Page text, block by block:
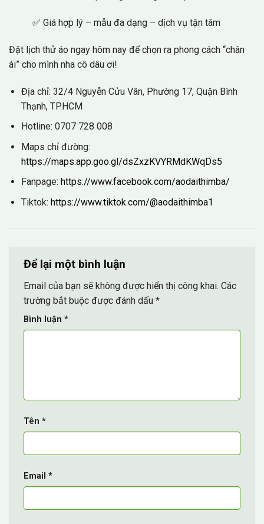
✅ Giá hợp lý – mẫu đa dạng – dịch vụ tận tâm
Đặt lịch thử áo ngay hôm nay để chọn ra phong cách “chân
ái” cho mình nha cô dâu ơi!
Địa chỉ: 32/4 Nguyễn Cửu Vân, Phường 17, Quận Bình
Thạnh, TP.HCM
Hotline: 0707 728 008
Maps chỉ đường:
https://maps.app.goo.gl/dsZxzKVYRMdKWqDs5
Fanpage: https://www.facebook.com/aodaithimba/
Tiktok: https://www.tiktok.com/@aodaithimba1
Để lại một bình luận
Email của bạn sẽ không được hiển thị công khai. Các
trường bắt buộc được đánh dấu *
Bình luận *
Tên *
Email *